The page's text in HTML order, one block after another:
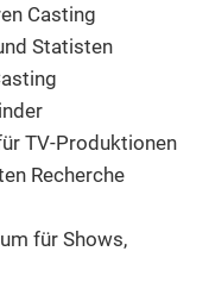
Casting
Statisten
TV-Produktionen
Recherche
für Shows,